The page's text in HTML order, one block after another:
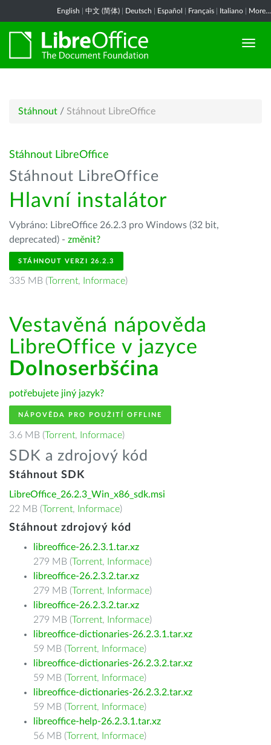
English 中文 (简体) Deutsch Español Français Italiano More...
Stáhnout / Stáhnout LibreOffice
Stáhnout LibreOffice
Stáhnout LibreOffice
Hlavní instalátor
Vybráno: LibreOffice 26.2.3 pro Windows (32 bit,
deprecated) - změnit?
STÁHNOUT VERZI 26.2.3
335 MB (Torrent, Informace)
Vestavěná nápověda
LibreOffice v jazyce
Dolnoserbšćina
potřebujete jiný jazyk?
NÁPOVĚDA PRO POUŽITÍ OFFLINE
3.6 MB (Torrent, Informace)
SDK a zdrojový kód
Stáhnout SDK
LibreOffice_26.2.3_Win_x86_sdk.msi
22 MB (Torrent, Informace)
Stáhnout zdrojový kód
libreoffice-26.2.3.1.tar.xz
279 MB (Torrent, Informace)
libreoffice-26.2.3.2.tar.xz
279 MB (Torrent, Informace)
libreoffice-26.2.3.2.tar.xz
279 MB (Torrent, Informace)
libreoffice-dictionaries-26.2.3.1.tar.xz
59 MB (Torrent, Informace)
libreoffice-dictionaries-26.2.3.2.tar.xz
59 MB (Torrent, Informace)
libreoffice-dictionaries-26.2.3.2.tar.xz
59 MB (Torrent, Informace)
libreoffice-help-26.2.3.1.tar.xz
56 MB (Torrent, Informace)